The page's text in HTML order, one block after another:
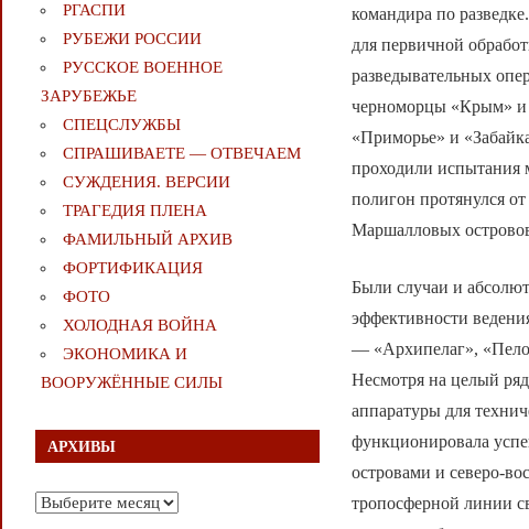
командира по
для первичной
разведывательных
черноморцы «Крым» и
«Приморье» и
проходили испытания
полигон протянулся
Маршалловых
Были случаи и
эффективности
— «Архипелаг»,
Несмотря на целый
аппаратуры для
функционировала
островами и северо-
тропосферной линии
РГАСПИ
РУБЕЖИ РОССИИ
РУССКОЕ ВОЕННОЕ
ЗАРУБЕЖЬЕ
СПЕЦСЛУЖБЫ
СПРАШИВАЕТЕ — ОТВЕЧАЕМ
СУЖДЕНИЯ. ВЕРСИИ
ТРАГЕДИЯ ПЛЕНА
ФАМИЛЬНЫЙ АРХИВ
ФОРТИФИКАЦИЯ
ФОТО
ХОЛОДНАЯ ВОЙНА
ЭКОНОМИКА И
ВООРУЖЁННЫЕ СИЛЫ
АРХИВЫ
Архивы